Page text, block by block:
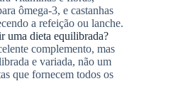
ômega-3, e castanhas
a refeição ou lanche.
uma dieta equilibrada?
complemento, mas
e variada, não um
que fornecem todos os